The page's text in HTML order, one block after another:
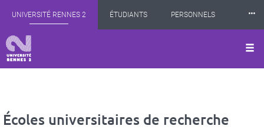
principal
UNIVERSITÉ RENNES 2 ÉTUDIANTS PERSONNELS
INTERNATIONAL
⸱⸱⸱
Écoles universitaires de recherche